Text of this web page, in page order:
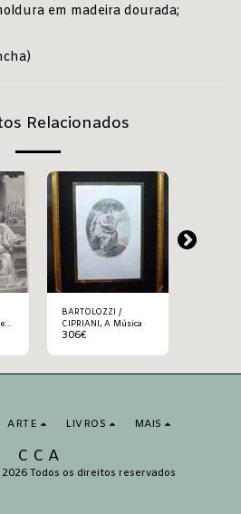
em madeira dourada;
Relacionados
BARTOLOZZI /
CIPRIANI, A Música
306€
C C A
Todos os direitos reservados
ARTE LIVROS MAIS